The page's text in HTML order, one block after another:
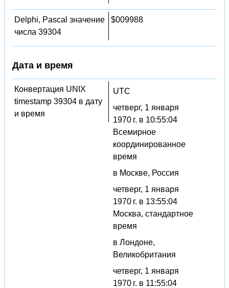
Delphi, Pascal значение
числа 39304
$009988
Дата и время
Конвертация UNIX
timestamp 39304 в дату
и время
UTC
четверг, 1 января
1970 г. в 10:55:04
Всемирное
координированное
время
в Москве, Россия
четверг, 1 января
1970 г. в 13:55:04
Москва, стандартное
время
в Лондоне,
Великобритания
четверг, 1 января
1970 г. в 11:55:04